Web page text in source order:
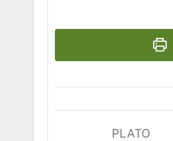
PLATO